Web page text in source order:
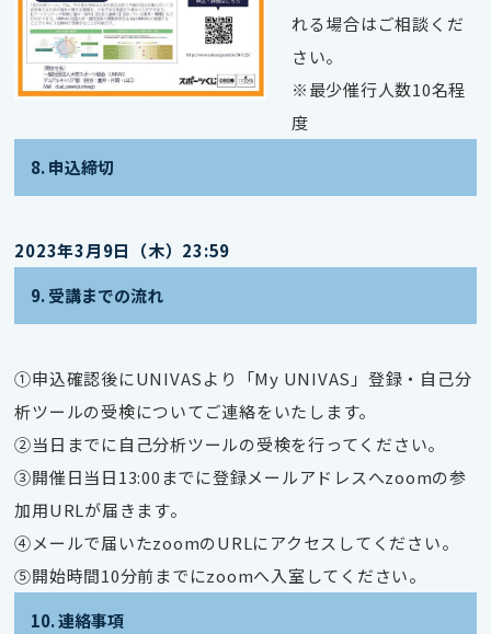
れる場合はご相談くだ
さい。
※最少催行人数10名程
度
8. 申込締切
2023年3月9日（木）23:59
9. 受講までの流れ
①申込確認後にUNIVASより「My UNIVAS」登録・自己分
析ツールの受検についてご連絡をいたします。
②当日までに自己分析ツールの受検を行ってください。
③開催日当日13:00までに登録メールアドレスへzoomの参
加用URLが届きます。
④メールで届いたzoomのURLにアクセスしてください。
⑤開始時間10分前までにzoomへ入室してください。
10. 連絡事項